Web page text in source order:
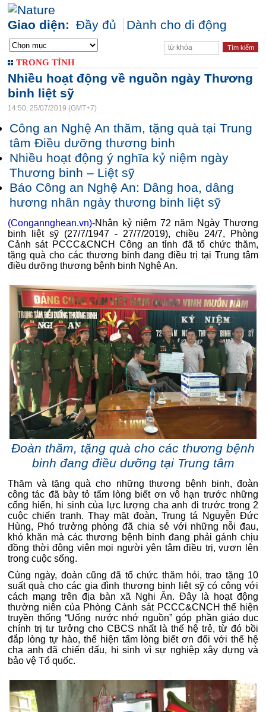
Giao diện: Đầy đủ Dành cho di động
TRONG TỈNH
Nhiều hoạt động về nguồn ngày Thương
binh liệt sỹ
14:50, 25/07/2019 (GMT+7)
Công an Nghệ An thăm, tặng quà tại Trung
tâm Điều dưỡng thương binh
Nhiều hoạt động ý nghĩa kỷ niệm ngày
Thương binh – Liệt sỹ
Báo Công an Nghệ An: Dâng hoa, dâng
hương nhân ngày thương binh liệt sỹ
(Congannghean.vn)-Nhân kỷ niệm 72 năm Ngày Thương
binh liệt sỹ (27/7/1947 - 27/7/2019), chiều 24/7, Phòng
Cảnh sát PCCC&CNCH Công an tỉnh đã tổ chức thăm,
tặng quà cho các thương binh đang điều trị tại Trung tâm
điều dưỡng thương bệnh binh Nghệ An.
Đoàn thăm, tặng quà cho các thương bệnh
binh đang điều dưỡng tại Trung tâm
Thăm và tặng quà cho những thương bệnh binh, đoàn
công tác đã bày tỏ tấm lòng biết ơn vô hạn trước những
cống hiến, hi sinh của lực lượng cha anh đi trước trong 2
cuộc chiến tranh. Thay mặt đoàn, Trung tá Nguyễn Đức
Hùng, Phó trưởng phòng đã chia sẻ với những nỗi đau,
khó khăn mà các thương bệnh binh đang phải gánh chịu
đồng thời động viên mọi người yên tâm điều trị, vươn lên
trong cuộc sống.
Cùng ngày, đoàn cũng đã tổ chức thăm hỏi, trao tặng 10
suất quà cho các gia đình thương binh liệt sỹ có công với
cách mạng trên địa bàn xã Nghi Ân. Đây là hoạt động
thường niên của Phòng Cảnh sát PCCC&CNCH thể hiện
truyền thống “Uống nước nhớ nguồn” góp phần giáo dục
chính trị tư tưởng cho CBCS nhất là thế hệ trẻ, từ đó bồi
đắp lòng tự hào, thể hiện tấm lòng biết ơn đối với thế hệ
cha anh đã chiến đấu, hi sinh vì sự nghiệp xây dựng và
bảo vệ Tổ quốc.